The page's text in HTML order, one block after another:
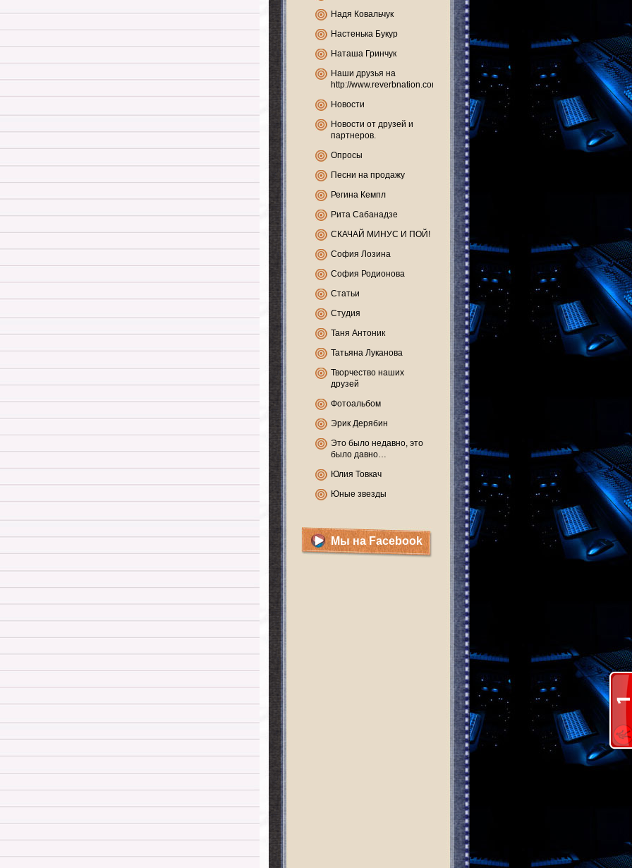
Надя Ковальчук
Настенька Букур
Наташа Гринчук
Наши друзья на
http://www.reverbnation.com
Новости
Новости от друзей и
партнеров.
Опросы
Песни на продажу
Регина Кемпл
Рита Сабанадзе
СКАЧАЙ МИНУС И ПОЙ!
София Лозина
София Родионова
Статьи
Студия
Таня Антоник
Татьяна Луканова
Творчество наших
друзей
Фотоальбом
Эрик Дерябин
Это было недавно, это
было давно…
Юлия Товкач
Юные звезды
Мы на Facebook